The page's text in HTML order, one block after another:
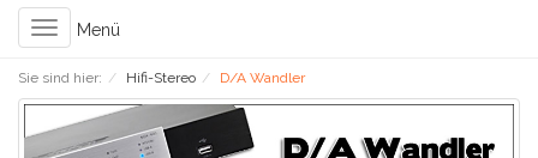
Toggle
navigation
Menü
Sie sind hier: Hifi-Stereo D/A Wandler